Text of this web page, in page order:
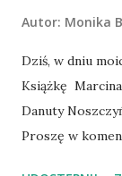
Autor: Monika
Dziś, w dniu
Książkę
Danuty
Proszę w